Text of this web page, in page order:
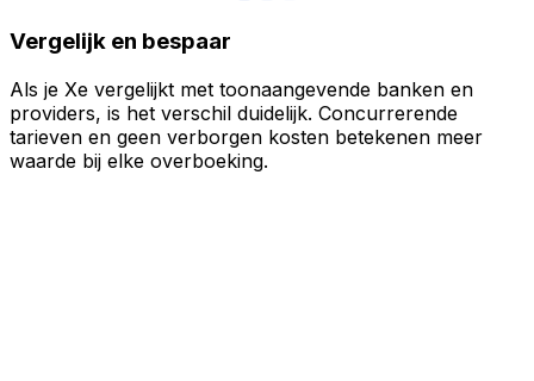
Vergelijk en bespaar
Als je Xe vergelijkt met toonaangevende banken en
providers, is het verschil duidelijk. Concurrerende
tarieven en geen verborgen kosten betekenen meer
waarde bij elke overboeking.